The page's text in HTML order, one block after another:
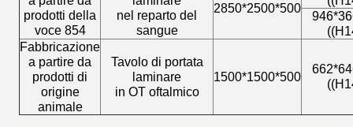
prodotti della
voce 854
nel reparto del
sangue
2850*2500*500
Fabbricazione
a partire da
prodotti di
origine
animale
Tavolo di portata
laminare
in OT oftalmico
1500*1500*500